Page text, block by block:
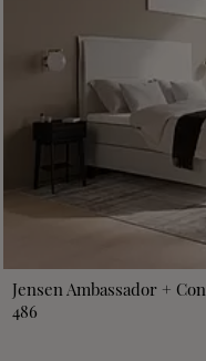
Jensen Ambassador +
486